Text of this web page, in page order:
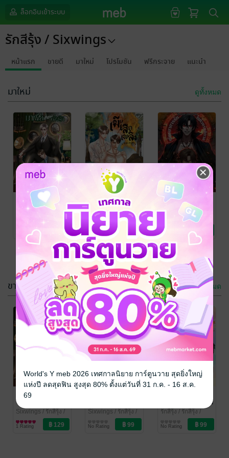
ล็อกอินเข้าระบบ
รักสีรุ้ง / Sixwings
หน้าแรก ขายดี มาใหม่ โปรโมชัน ฟรีกระจาย แนะนำ
มาใหม่ ดูทั้งหมด
มาเฟียเถื่อนคลั่ง
รัก
Sixwings
Sixwings
นิยายวาย Boy
Love / Yaoi
1 Rating
เมียเสือเพลิง
รักสีรุ้ง/ รักสีรุ้ง /
Sixwings
นิยายวาย Boy
Love / Yaoi
No Rating
พันธนาการรัก
ในห้วงรัตติกาล
[แวมไพร์ vs
มนุษย์หมาป่า]
Sixwings
/ รักสีรุ้ง /
Sixwings
นิยายวาย Boy
Love / Yaoi
No Rating
พี่หมอมาดนิ่งกับ
รักสีรุ้ง
/ รักสีรุ้ง /
Sixwings
นิยายวาย Boy
Love / Yaoi
No Rating
ขายดี ดูทั้งหมด
มาเฟียเถื่อนคลั่ง
รัก
Sixwings / รักสีรุ้ง /
Sixwings
นิยายวาย Boy
Love / Yaoi
1 Rating
[แวมไพร์ vs
มนุษย์หมาป่า]
Sixwings / รักสีรุ้ง /
นิยายวาย Boy
Love / Yaoi
No Rating
น้องวิศวะรูมเมต
รักสีรุ้ง / รักสีรุ้ง /
นิยายวาย Boy
Love / Yaoi
No Rating
World's Y meb 2026 เทศกาลนิยาย การ์ตูนวาย สุดยิ่งใหญ่
แห่งปี ลดสุดฟิน สูงสุด 80% ตั้งแต่วันที่ 31 ก.ค. - 16 ส.ค.
69